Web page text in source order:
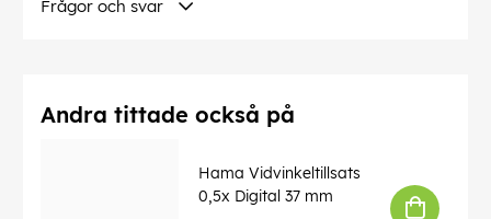
Frågor och svar
Andra tittade också på
Hama Vidvinkeltillsats
0,5x Digital 37 mm